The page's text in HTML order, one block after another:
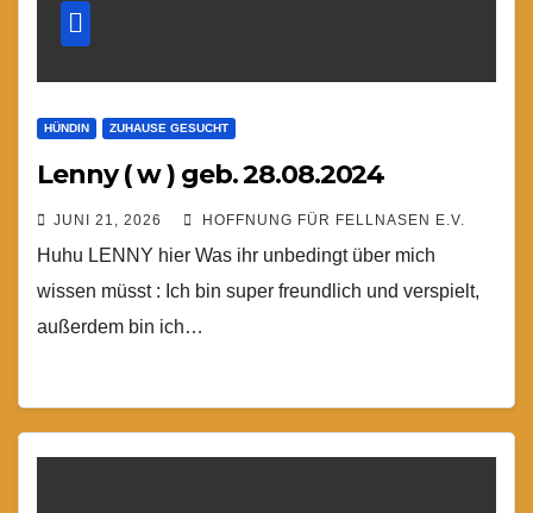
HÜNDIN ZUHAUSE GESUCHT
Lenny ( w ) geb. 28.08.2024
JUNI 21, 2026 HOFFNUNG FÜR FELLNASEN E.V.
Huhu LENNY hier Was ihr unbedingt über mich
wissen müsst : Ich bin super freundlich und verspielt,
außerdem bin ich…